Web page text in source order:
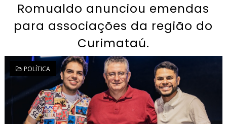
Romualdo anunciou emendas
para associações da região do
Curimataú.
POLÍTICA